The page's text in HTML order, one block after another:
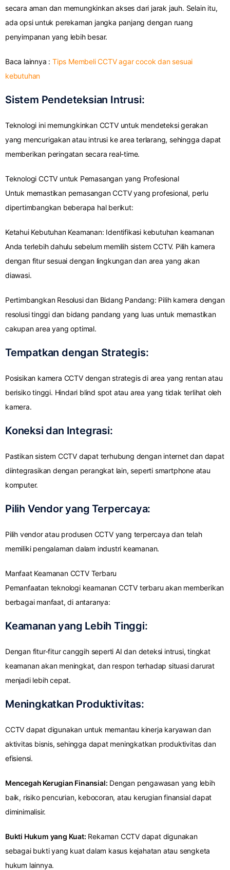
secara aman dan memungkinkan akses dari jarak jauh. Selain itu,
ada opsi untuk perekaman jangka panjang dengan ruang
penyimpanan yang lebih besar.
Baca lainnya :Tips Membeli CCTV agar cocok dan sesuai
kebutuhan
Sistem Pendeteksian Intrusi:
Teknologi ini memungkinkan CCTV untuk mendeteksi gerakan
yang mencurigakan atau intrusi ke area terlarang, sehingga dapat
memberikan peringatan secara real-time.
Teknologi CCTV untuk Pemasangan yang Profesional
Untuk memastikan pemasangan CCTV yang profesional, perlu
dipertimbangkan beberapa hal berikut:
Ketahui Kebutuhan Keamanan: Identifikasi kebutuhan keamanan
Anda terlebih dahulu sebelum memilih sistem CCTV. Pilih kamera
dengan fitur sesuai dengan lingkungan dan area yang akan
diawasi.
Pertimbangkan Resolusi dan Bidang Pandang: Pilih kamera dengan
resolusi tinggi dan bidang pandang yang luas untuk memastikan
cakupan area yang optimal.
Tempatkan dengan Strategis:
Posisikan kamera CCTV dengan strategis di area yang rentan atau
berisiko tinggi. Hindari blind spot atau area yang tidak terlihat oleh
kamera.
Koneksi dan Integrasi:
Pastikan sistem CCTV dapat terhubung dengan internet dan dapat
diintegrasikan dengan perangkat lain, seperti smartphone atau
komputer.
Pilih Vendor yang Terpercaya:
Pilih vendor atau produsen CCTV yang terpercaya dan telah
memiliki pengalaman dalam industri keamanan.
Manfaat Keamanan CCTV Terbaru
Pemanfaatan teknologi keamanan CCTV terbaru akan memberikan
berbagai manfaat, di antaranya:
Keamanan yang Lebih Tinggi:
Dengan fitur-fitur canggih seperti AI dan deteksi intrusi, tingkat
keamanan akan meningkat, dan respon terhadap situasi darurat
menjadi lebih cepat.
Meningkatkan Produktivitas:
CCTV dapat digunakan untuk memantau kinerja karyawan dan
aktivitas bisnis, sehingga dapat meningkatkan produktivitas dan
efisiensi.
Mencegah Kerugian Finansial: Dengan pengawasan yang lebih
baik, risiko pencurian, kebocoran, atau kerugian finansial dapat
diminimalisir.
Bukti Hukum yang Kuat: Rekaman CCTV dapat digunakan
sebagai bukti yang kuat dalam kasus kejahatan atau sengketa
hukum lainnya.